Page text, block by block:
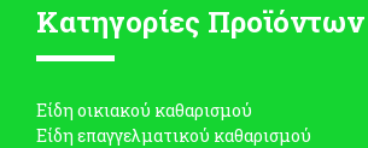
Κατηγορίες Προϊόντων
Είδη οικιακού καθαρισμού
Είδη επαγγελματικού καθαρισμού